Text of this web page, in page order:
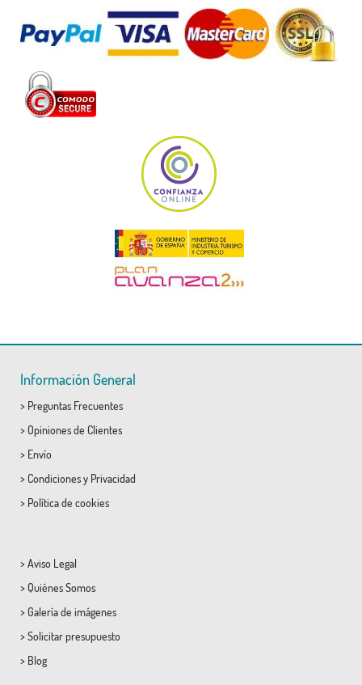
Información General
> Preguntas Frecuentes
> Opiniones de Clientes
> Envío
> Condicionesy Privacidad
> Política de cookies
> Aviso Legal
> Quiénes Somos
> Galería de imágenes
> Solicitar presupuesto
> Blog